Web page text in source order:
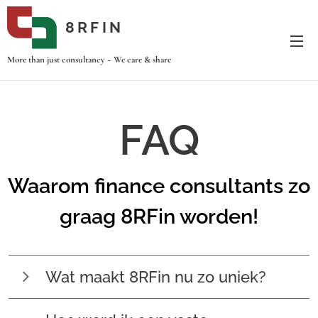
8RFIN
More than just consultancy ~ We care & share
FAQ
Waarom finance consultants zo
graag 8RFin worden!
Wat maakt 8RFin nu zo uniek?